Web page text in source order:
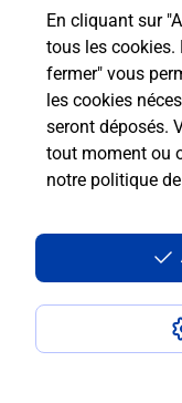
En cliquant sur
tous les cookies.
fermer" vous
les cookies
seront déposés.
tout moment ou
notre politique
Impression photo cewe
Accessibilité :
Conditions
Mentions légales